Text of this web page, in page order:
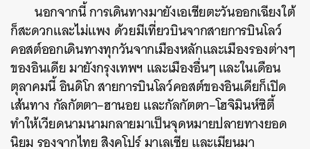
นอกจากนี้การเดินทางมายังเอเชียตะวันออกเฉียงใต้
ก็สะดวกและไม่แพง ด้วยมีเที่ยวบินจากสายการบินโลว์
คอสต์ออกเดินทางทุกวันจากเมืองหลักและเมืองรองต่างๆ
ของอินเดียมายังกรุงเทพฯ และเมืองอื่นๆและในเดือน
ตุลาคมนี้อินดิโกสายการบินโลว์คอสต์ของอินเดียก็เปิด
เส้นทางกัลกัตตา–ฮานอยและกัลกัตตา–โฮจิมินห์ซิตี้
ทำให้เวียดนามนามกลายมาเป็นจุดหมายปลายทางยอด
นิยมรองจากไทยสิงคโปร์มาเลเซียและเมียนมา